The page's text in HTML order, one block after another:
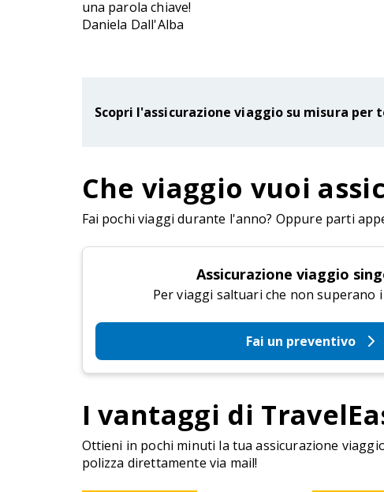
una parola chiave!
Daniela Dall'Alba
Scopri l'assicurazione viaggio su misura per
Che viaggio vuoi
Fai pochi viaggi durante l'anno? Oppure parti
Assicurazione viaggio
Per viaggi saltuari che non superano
Fai un preventivo
I vantaggi di
Ottieni in pochi minuti la tua assicurazione
polizza direttamente via mail!